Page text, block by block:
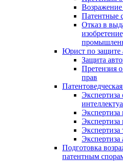
Патентные
Отказ в
Юрист по защите
Защита
Претензия
прав
Экспертиза
Экспертиза
Экспертиза
Экспертиза
Подготовка
патентным